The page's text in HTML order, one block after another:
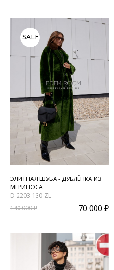
SALE
ЭЛИТНАЯ ШУБА - ДУБЛЁНКА ИЗ
МЕРИНОСА
D-2203-130-ZL
140 000 ₽
70 000 ₽